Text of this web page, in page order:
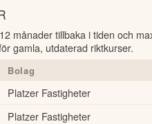
månader tillbaka i tiden och
gamla, utdaterad riktkurser.
Bolag
Platzer Fastigheter
Platzer Fastigheter